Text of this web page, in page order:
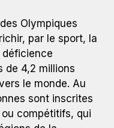
Olympiques
par le sport, la
de 4,2 millions
le monde. Au
sont inscrites
compétitifs, qui